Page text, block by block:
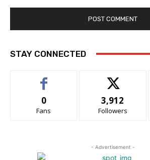
STAY CONNECTED
0
Fans
3,912
Followers
- Advertisement -